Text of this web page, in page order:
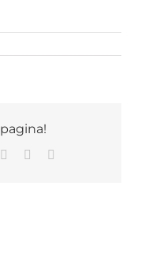
Pinterest